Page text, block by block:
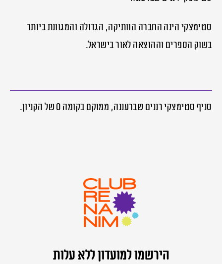
סטימצקי הינה החברה הוותיקה, הגדולה והמגוונת ביותר
בשוק הספרים וההוצאה לאור בישראל.
סניף סטימצקי רננים שברעננה, ממוקם בקומה 0 של הקניון.
הירשמו למועדון ללא עלות